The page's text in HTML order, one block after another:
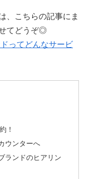
、こちらの記事にま
てどうぞ◎
ってどんなサービ
！
ウンターへ
ランドのヒアリン